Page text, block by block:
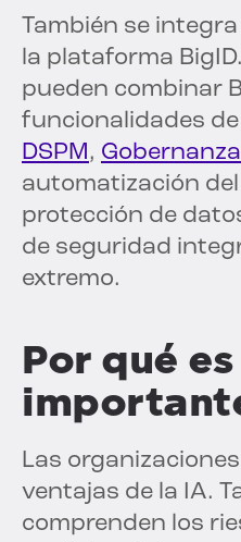
También se
la plataforma
pueden combinar
funcionalidades
DSPM,
automatización
protección de
de seguridad
extremo.
Por qué es
Las
ventajas de la IA.
comprenden los